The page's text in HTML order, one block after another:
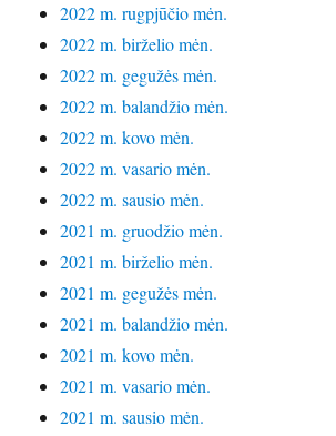
2022 m. rugpjūčio mėn.
2022 m. birželio mėn.
2022 m. gegužės mėn.
2022 m. balandžio mėn.
2022 m. kovo mėn.
2022 m. vasario mėn.
2022 m. sausio mėn.
2021 m. gruodžio mėn.
2021 m. birželio mėn.
2021 m. gegužės mėn.
2021 m. balandžio mėn.
2021 m. kovo mėn.
2021 m. vasario mėn.
2021 m. sausio mėn.